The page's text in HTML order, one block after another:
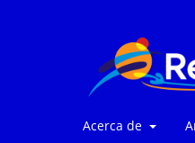
Acerca de